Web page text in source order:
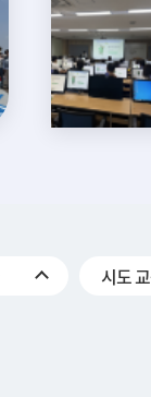
시도